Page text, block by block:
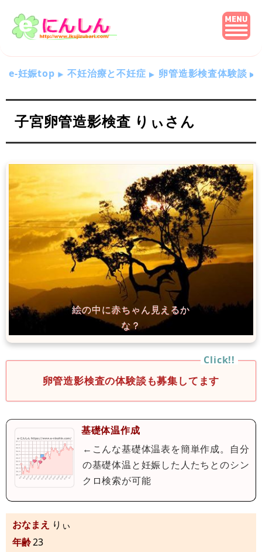
e-妊娠top 不妊治療と不妊症 卵管造影検査体験談
子宮卵管造影検査 りぃさん
卵管造影検査の体験談も募集してます
基礎体温作成
←こんな基礎体温表を簡単作成。自分
の基礎体温と妊娠した人たちとのシン
クロ検索が可能
おなまえ りぃ
年齢23